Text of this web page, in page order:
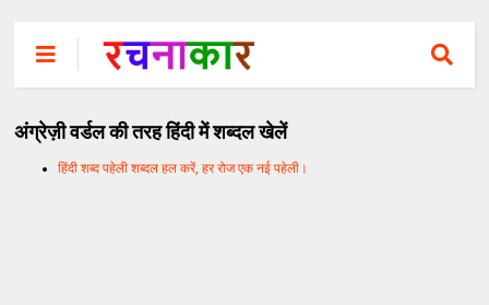
अंग्रेज़ी वर्डल की तरह हिंदी में शब्दल खेलें
हिंदी शब्द पहेली शब्दल हल करें, हर रोज एक नई पहेली।